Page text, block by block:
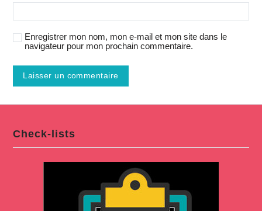
Enregistrer mon nom, mon e-mail et mon site dans le
navigateur pour mon prochain commentaire.
Check-lists